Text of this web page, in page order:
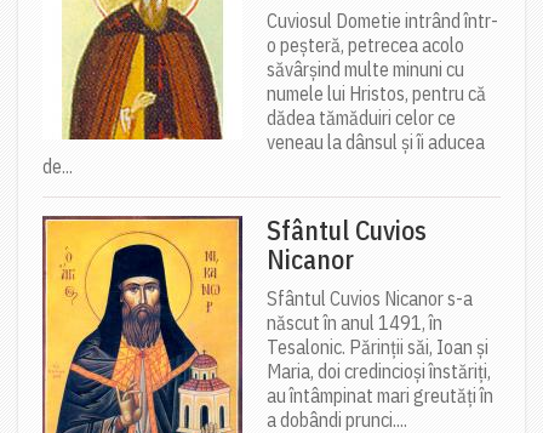
Cuviosul Dometie intrând într-
o peșteră, petrecea acolo
săvârșind multe minuni cu
numele lui Hristos, pentru că
dădea tămăduiri celor ce
veneau la dânsul și îi aducea
de...
Sfântul Cuvios
Nicanor
Sfântul Cuvios Nicanor s-a
născut în anul 1491, în
Tesalonic. Părinții săi, Ioan și
Maria, doi credincioși înstăriți,
au întâmpinat mari greutăți în
a dobândi prunci....